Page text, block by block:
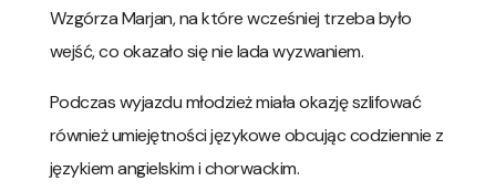
Wzgórza Marjan, na które wcześniej trzeba było
wejść, co okazało się nie lada wyzwaniem.
Podczas wyjazdu młodzież miała okazję szlifować
również umiejętności językowe obcując codziennie z
językiem angielskim i chorwackim.